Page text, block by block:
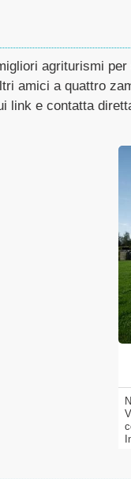
agriturismi
amici a quattro
link e contatta